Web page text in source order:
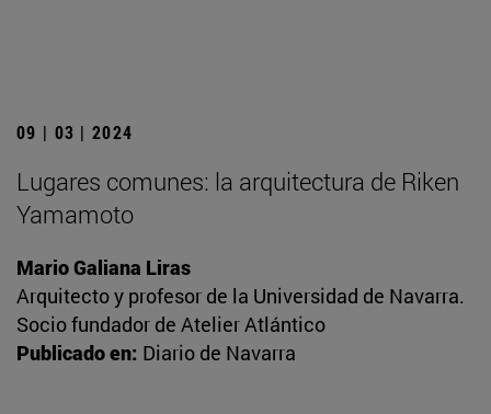
09 | 03 | 2024
Lugares comunes: la arquitectura de Riken
Yamamoto
Mario Galiana Liras
Arquitecto y profesor de la Universidad de Navarra.
Socio fundador de Atelier Atlántico
Publicado en: Diario de Navarra